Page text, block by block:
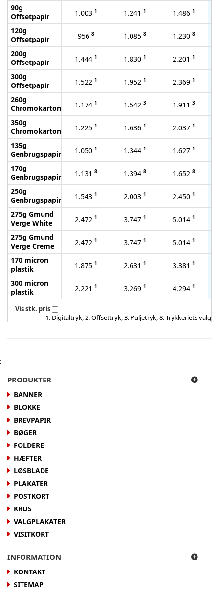
90g
Offsetpapir
1.003 1 1.241 1 1.486 1
120g
Offsetpapir
956 8 1.085 8 1.230 8
200g
Offsetpapir
1.444 1 1.830 1 2.201 1
300g
Offsetpapir
1.522 1 1.952 1 2.369 1
260g
Chromokarton
1.174 1 1.542 3 1.911 3
350g
Chromokarton
1.225 1 1.636 1 2.037 1
135g
Genbrugspapir
1.050 1 1.344 1 1.627 1
170g
Genbrugspapir
1.131 8 1.394 8 1.652 8
250g
Genbrugspapir
1.543 1 2.003 1 2.450 1
275g Gmund
Verge White
2.472 1 3.747 1 5.014 1
275g Gmund
Verge Creme
2.472 1 3.747 1 5.014 1
170 micron
plastik
1.875 1 2.631 1 3.381 1
300 micron
plastik
2.221 1 3.269 1 4.294 1
Vis stk. pris
1: Digitaltryk, 2: Offsettryk, 3: Puljetryk, 8: Trykkeriets valg
;
PRODUKTER
BANNER
BLOKKE
BREVPAPIR
BØGER
FOLDERE
HÆFTER
LØSBLADE
PLAKATER
POSTKORT
KRUS
VALGPLAKATER
VISITKORT
INFORMATION
KONTAKT
SITEMAP